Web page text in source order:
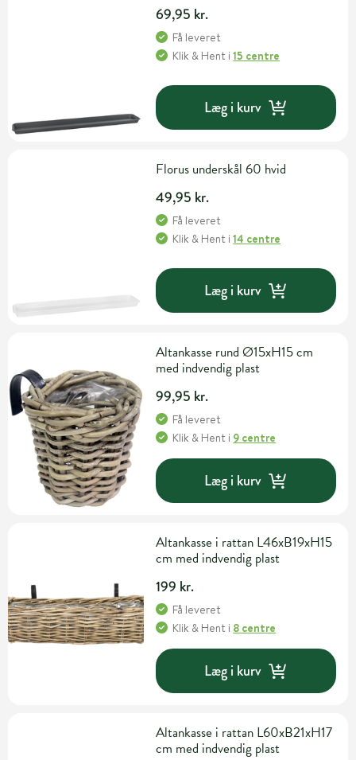
69,95 kr.
Få leveret
Klik & Hent i15 centre
Læg i kurv
Florus underskål 60 hvid
49,95 kr.
Få leveret
Klik & Hent i14 centre
Læg i kurv
Altankasse rund Ø15xH15 cm
med indvendig plast
99,95 kr.
Få leveret
Klik & Hent i 9 centre
Læg i kurv
Altankasse i rattan L46xB19xH15
cm med indvendig plast
199 kr.
Få leveret
Klik & Hent i 8 centre
Læg i kurv
Altankasse i rattan L60xB21xH17
cm med indvendig plast